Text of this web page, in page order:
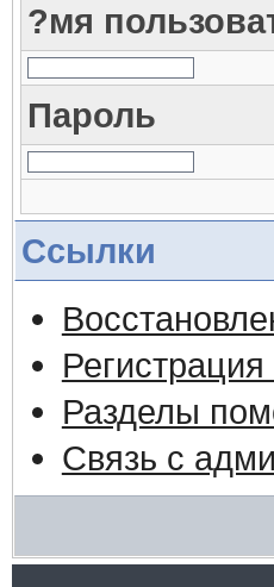
?мя
Пароль
Ссылки
Разделы
Связь с